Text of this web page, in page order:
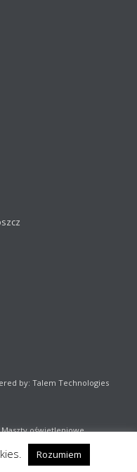
by: Talem Technologies
Maszty oświetleniowe
Rozumiem